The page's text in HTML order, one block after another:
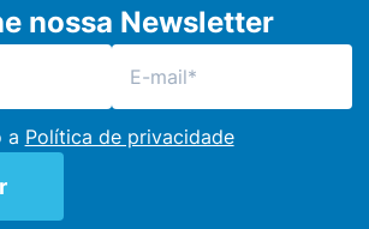
nossa Newsletter
a Política de privacidade